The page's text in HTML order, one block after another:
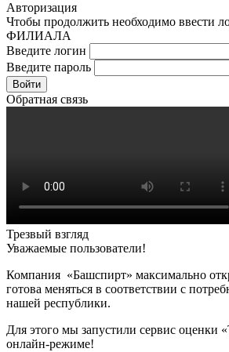
Авторизация
Чтобы продолжить необходимо ввести
ФИЛИАЛА
Введите логин
Введите пароль
Войти
Обратная связь
Трезвый взгляд
Уважаемые пользователи!
Компания «Башспирт» максимально
готова меняться в соответствии с
нашей республики.
Для этого мы запустили сервис оценки
онлайн-режиме!